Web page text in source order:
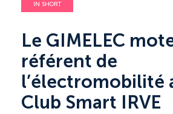
IN SHORT
Le GIMELEC
référent de
l’électromobilité
Club Smart IRVE